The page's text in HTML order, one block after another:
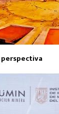
perspectiva